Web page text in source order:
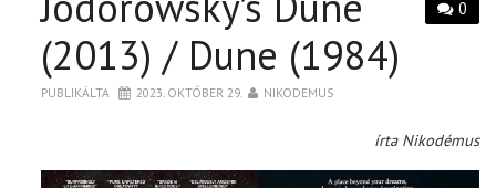
0
(2013) / Dune (1984)
PUBLIKÁLTA 2023. OKTÓBER 29. NIKODEMUS
írta Nikodémus